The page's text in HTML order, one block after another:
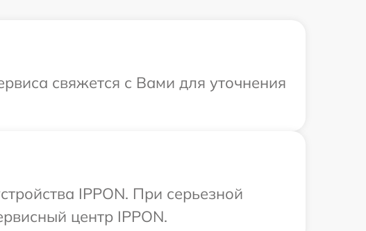
свяжется с Вами для уточнения
IPPON. При серьезной
центр IPPON.